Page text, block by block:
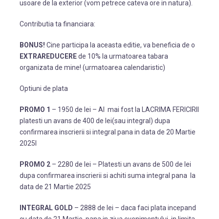
usoare de la exterior (vom petrece cateva ore in natura).
Contributia ta financiara:
BONUS! Cine participa la aceasta editie, va beneficia de o
EXTRAREDUCEREde 10% la urmatoarea tabara
organizata de mine! (urmatoarea calendaristic)
Optiuni de plata
PROMO 1 – 1950 de lei – AI mai fost la LACRIMA FERICIRII
platesti un avans de 400 de lei(sau integral) dupa
confirmarea inscrierii si integral pana in data de 20 Martie
2025l
PROMO 2 – 2280 de lei – Platesti un avans de 500 de lei
dupa confirmarea inscrierii si achiti suma integral pana la
data de 21 Martie 2025
INTEGRAL GOLD – 2888 de lei – daca faci plata incepand